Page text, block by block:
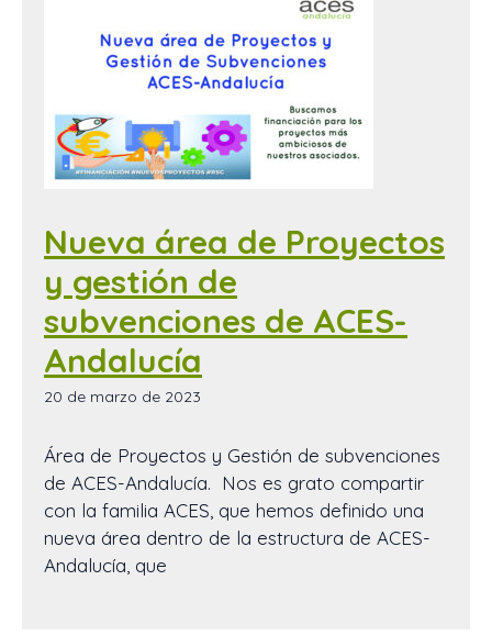
Nueva área de Proyectos
y gestión de
subvenciones de ACES-
Andalucía
20 de marzo de 2023
Área de Proyectos y Gestión de subvenciones
de ACES-Andalucía. Nos es grato compartir
con la familia ACES, que hemos definido una
nueva área dentro de la estructura de ACES-
Andalucía, que